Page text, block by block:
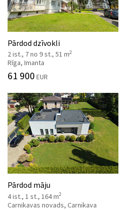
Pārdod dzīvokli
2 ist., 7 no 9 st., 51 m2
Rīga, Imanta
61 900 EUR
Pārdod māju
4 ist., 1 st., 164 m2
Carnikavas novads, Carnikava